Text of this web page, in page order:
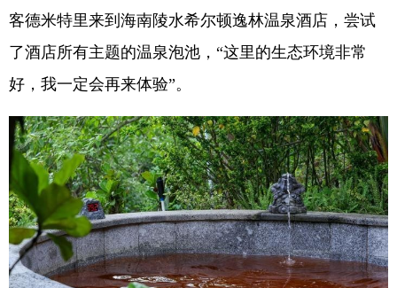
客德米特里来到海南陵水希尔顿逸林温泉酒店，尝试
了酒店所有主题的温泉泡池，“这里的生态环境非常
好，我一定会再来体验”。